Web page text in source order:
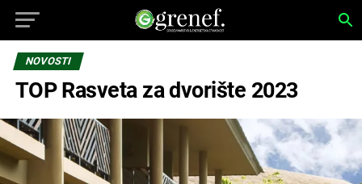
NOVOSTI
TOP Rasveta za dvorište 2023